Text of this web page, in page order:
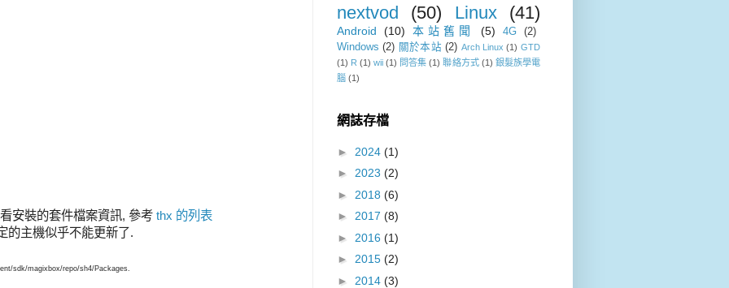
安裝的套件檔案資訊, 參考 thx 的列表
的主機似乎不能更新了.
sdk/magixbox/repo/sh4/Packages.
nextvod (50) Linux (41)
Android (10) 本站舊聞 (5) 4G
(2)
Windows (2) 關於本站 (2) Arch Linux (1) GTD
(1) R (1) wii (1) 問答集 (1) 聯絡方式 (1) 銀髮族學電
腦 (1)
網誌存檔
► 2024 (1)
► 2023 (2)
► 2018 (6)
► 2017 (8)
► 2016 (1)
► 2015 (2)
► 2014 (3)